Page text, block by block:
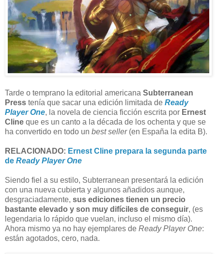
Tarde o temprano la editorial americana Subterranean
Press tenía que sacar una edición limitada de Ready
Player One, la novela de ciencia ficción escrita por Ernest
Cline que es un canto a la década de los ochenta y que se
ha convertido en todo un best seller(en España la edita B).
RELACIONADO: Ernest Cline prepara la segunda parte
de Ready Player One
Siendo fiel a su estilo, Subterranean presentará la edición
con una nueva cubierta y algunos añadidos aunque,
desgraciadamente, sus ediciones tienen un precio
bastante elevado y son muy difíciles de conseguir, (es
legendaria lo rápido que vuelan, incluso el mismo día).
Ahora mismo ya no hay ejemplares de Ready Player One:
están agotados, cero, nada.